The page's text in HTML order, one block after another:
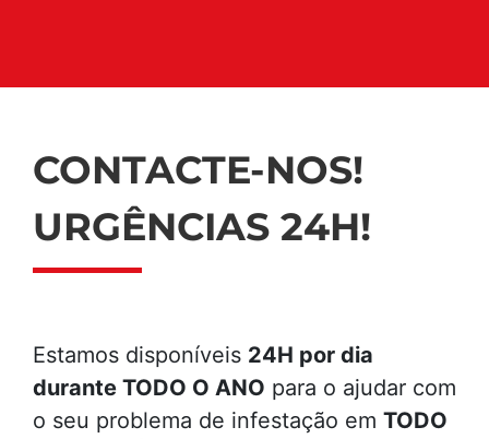
CONTACTE-NOS!
URGÊNCIAS 24H!
Estamos disponíveis 24H por dia
durante TODO O ANO para o ajudar com
o seu problema de infestação em TODO